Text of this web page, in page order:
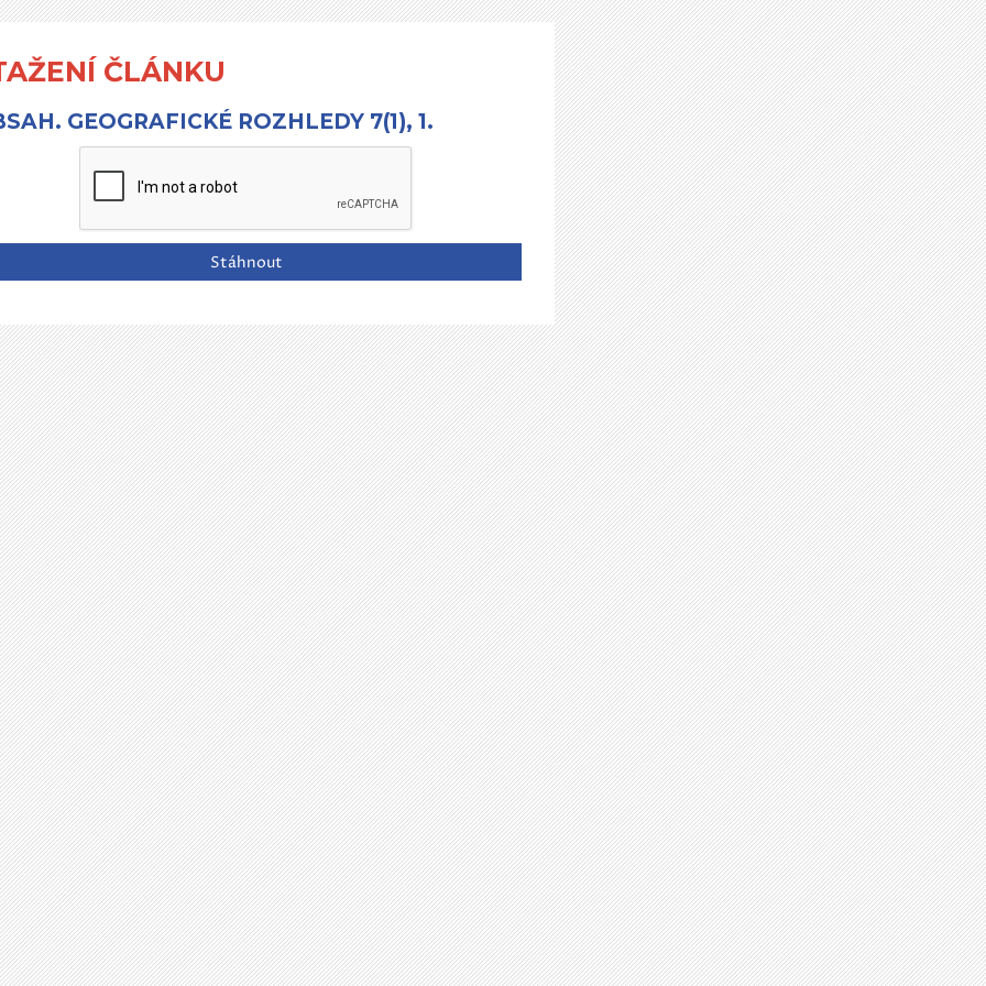
ČLÁNKU
GEOGRAFICKÉ ROZHLEDY 7(1), 1.